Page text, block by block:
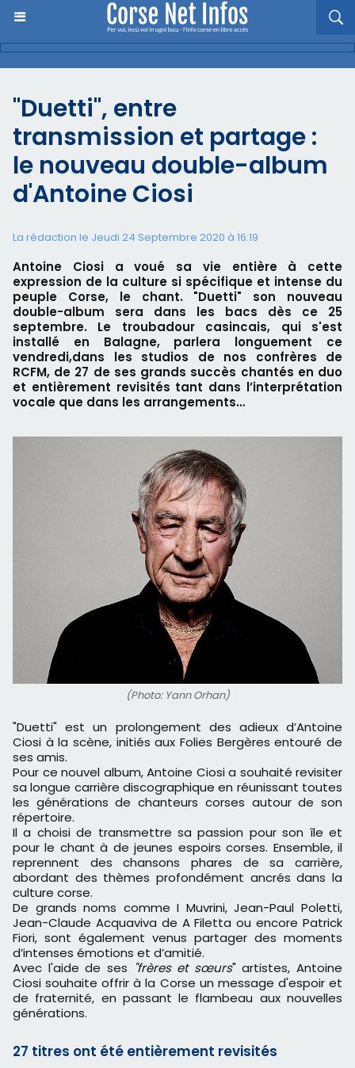
"Duetti", entre
transmission et partage :
le nouveau double-album
d'Antoine Ciosi
La rédaction le Jeudi 24 Septembre 2020 à 16:19
Antoine Ciosi a voué sa vie entière à cette
expression de la culture si spécifique et intense du
peuple Corse, le chant. "Duetti" son nouveau
double-album sera dans les bacs dès ce 25
septembre. Le troubadour casincais, qui s'est
installé en Balagne, parlera longuement ce
vendredi,dans les studios de nos confrères de
RCFM, de 27 de ses grands succès chantés en duo
et entièrement revisités tant dans l’interprétation
vocale que dans les arrangements…
(Photo: Yann Orhan)
"Duetti" est un prolongement des adieux d’Antoine
Ciosi à la scène, initiés aux Folies Bergères entouré de
ses amis.
Pour ce nouvel album, Antoine Ciosi a souhaité revisiter
sa longue carrière discographique en réunissant toutes
les générations de chanteurs corses autour de son
répertoire.
Il a choisi de transmettre sa passion pour son île et
pour le chant à de jeunes espoirs corses. Ensemble, il
reprennent des chansons phares de sa carrière,
abordant des thèmes profondément ancrés dans la
culture corse.
De grands noms comme I Muvrini, Jean-Paul Poletti,
Jean-Claude Acquaviva de A Filetta ou encore Patrick
Fiori, sont également venus partager des moments
d’intenses émotions et d’amitié.
Avec l'aide de ses "frères et sœurs" artistes, Antoine
Ciosi souhaite offrir à la Corse un message d'espoir et
de fraternité, en passant le flambeau aux nouvelles
générations.
27 titres ont été entièrement revisités